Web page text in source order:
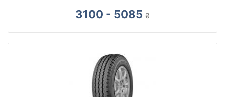
3100 - 5085 ₴